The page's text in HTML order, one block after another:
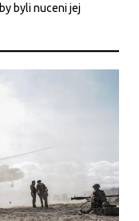
byli nuceni jej